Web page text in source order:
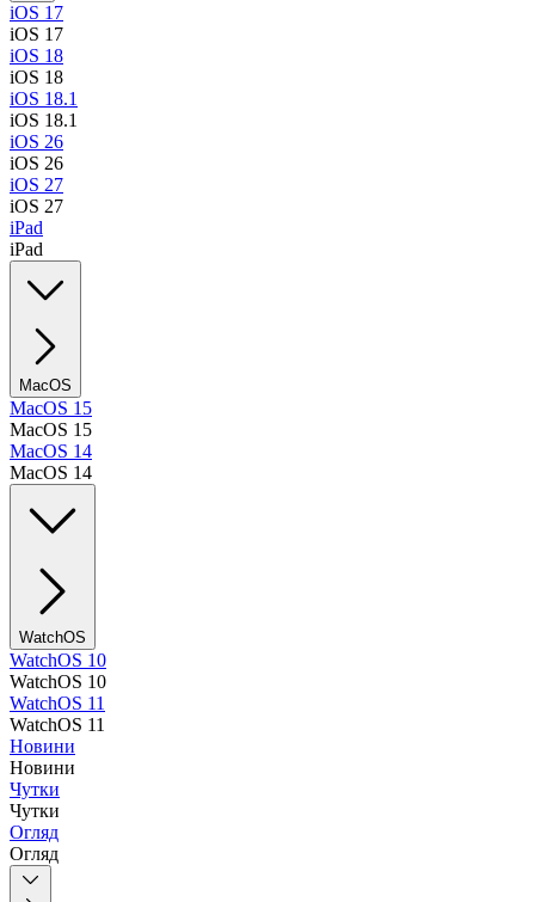
iOS 17
iOS 17
iOS 18
iOS 18
iOS 18.1
iOS 18.1
iOS 26
iOS 26
iOS 27
iOS 27
iPad
iPad
MacOS
MacOS 15
MacOS 15
MacOS 14
MacOS 14
WatchOS
WatchOS 10
WatchOS 10
WatchOS 11
WatchOS 11
Новини
Новини
Чутки
Чутки
Огляд
Огляд